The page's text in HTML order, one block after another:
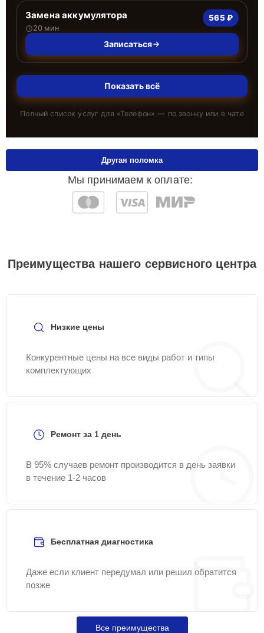
Замена аккумулятора
20 мин
565 ₽
Записаться
Показать всё
Полный список услуг для «Телефон» — по звонку или в чате
Мы принимаем к оплате:
Другая поломка
Преимущества нашего сервисного центра
Низкие цены
Конкурентные цены на все виды работ и типы
комплектующих
Ремонт за 1 день
В 95% случаев ремонт производится в день заявки
в течение 1-2 часов
Бесплатная диагностика
Даже если клиент передумал или решил обратится
позже
Все преимущества